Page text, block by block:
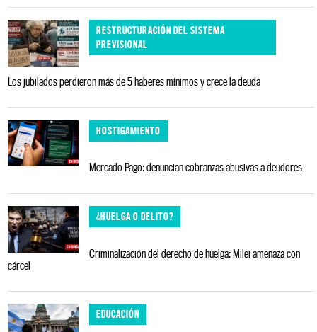
RESTRUCTURACIÓN DEL SISTEMA
PREVISIONAL
Los jubilados perdieron más de 5 haberes mínimos y crece la deuda
HOSTIGAMIENTO
Mercado Pago: denuncian cobranzas abusivas a deudores
¿HUELGA O DELITO?
Criminalización del derecho de huelga: Milei amenaza con
cárcel
EDUCACIÓN